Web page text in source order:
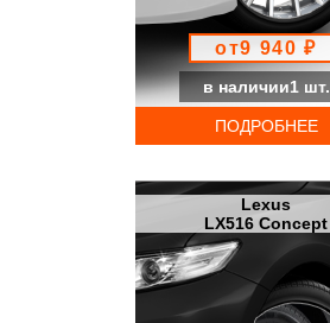
от9 940 ₽
в наличии1 шт.
ПОДРОБНЕЕ
Lexus
LX516 Concept